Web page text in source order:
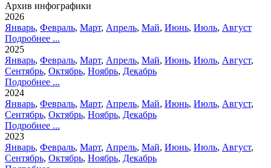
Архив инфографики
2026
Январь, Февраль, Март, Апрель, Май, Июнь, Июль, Август
Подробнее ...
2025
Январь, Февраль, Март, Апрель, Май, Июнь, Июль, Август,
Сентябрь, Октябрь, Ноябрь, Декабрь
Подробнее ...
2024
Январь, Февраль, Март, Апрель, Май, Июнь, Июль, Август,
Сентябрь, Октябрь, Ноябрь, Декабрь
Подробнее ...
2023
Январь, Февраль, Март, Апрель, Май, Июнь, Июль, Август,
Сентябрь, Октябрь, Ноябрь, Декабрь